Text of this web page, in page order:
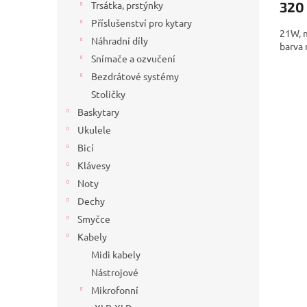
Trsátka, prstýnky
Příslušenství pro kytary
Náhradní díly
Snímače a ozvučení
Bezdrátové systémy
Stoličky
Baskytary
Ukulele
Bicí
Klávesy
Noty
Dechy
Smyčce
Kabely
Midi kabely
Nástrojové
Mikrofonní
320
21W,
barva